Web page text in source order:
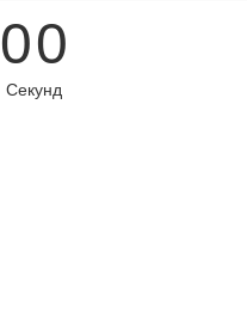
00
Секунд